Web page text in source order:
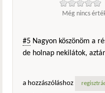
Még nincs
#5 Nagyon köszönöm a
de holnap nekilátok,
a hozzászóláshoz